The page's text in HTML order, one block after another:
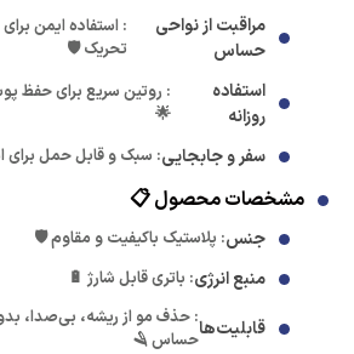
مراقبت از نواحی
حساس
: استفاده ایمن
تحریک 🛡️
استفاده
روزانه
: روتین سریع برای حفظ
🌟
سفر و جابجایی: سبک و قابل حمل برای
مشخصات محصول 📋
جنس: پلاستیک باکیفیت و مقاوم 🛡️
منبع انرژی: باتری قابل شارژ 🔋
قابلیت‌ها: حذف مو از ریشه، بی‌صدا،
حساس 🪒